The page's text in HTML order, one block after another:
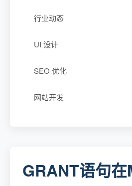
行业动态
UI 设计
SEO 优化
网站开发
GRANT语句